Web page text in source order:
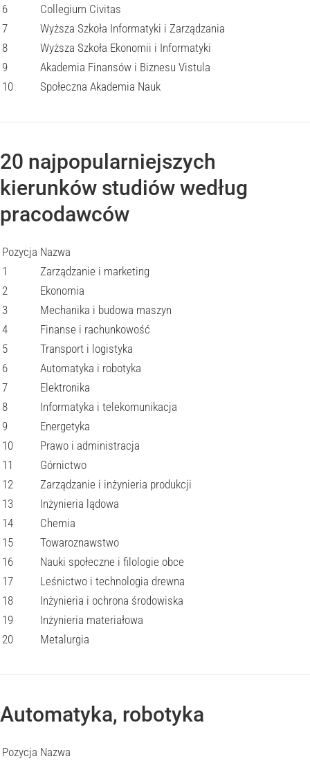
6
Collegium Civitas
7
Wyższa Szkoła Informatyki i Zarządzania
8
Wyższa Szkoła Ekonomii i Informatyki
9
Akademia Finansów i Biznesu Vistula
10
Społeczna Akademia Nauk
20 najpopularniejszych
kierunków studiów według
pracodawców
Pozycja Nazwa
1
Zarządzanie i marketing
2
Ekonomia
3
Mechanika i budowa maszyn
4
Finanse i rachunkowość
5
Transport i logistyka
6
Automatyka i robotyka
7
Elektronika
8
Informatyka i telekomunikacja
9
Energetyka
10
Prawo i administracja
11
Górnictwo
12
Zarządzanie i inżynieria produkcji
13
Inżynieria lądowa
14
Chemia
15
Towaroznawstwo
16
Nauki społeczne i filologie obce
17
Leśnictwo i technologia drewna
18
Inżynieria i ochrona środowiska
19
Inżynieria materiałowa
20
Metalurgia
Automatyka, robotyka
Pozycja Nazwa